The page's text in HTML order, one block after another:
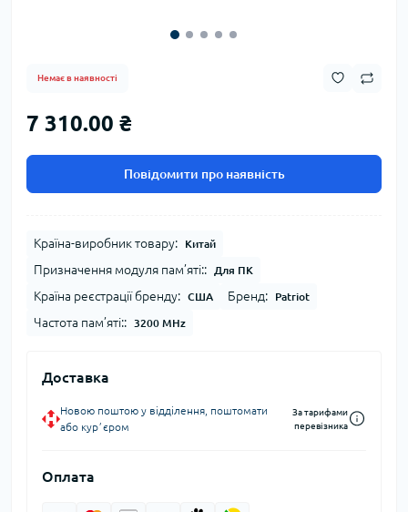
Немає в наявності
7 310.00 ₴
Повідомити про наявність
Країна-виробник товару: Китай
Призначення модуля пам’яті:: Для ПК
Країна реєстрації бренду: США Бренд: Patriot
Частота пам’яті:: 3200 MHz
Доставка
Новою поштою у відділення, поштомати
або курʼєром
За тарифами
перевізника
Оплата